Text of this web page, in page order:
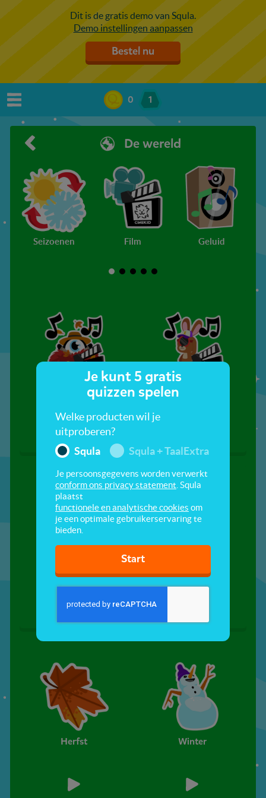
Dit is de gratis demo van Squla.
Demo instellingen aanpassen
Bestel nu
0 1
De wereld
Seizoenen Film Geluid
Herfst in het grote
Het is zomer
Herfst Winter
Je kunt 5 gratis
quizzen spelen
Welke producten wil je
uitproberen?
Squla
Squla + TaalExtra
Je persoonsgegevens worden verwerkt
conform ons privacy statement . Squla
plaatst
functionele en analytische cookies om
je een optimale gebruikerservaring te
bieden.
Start